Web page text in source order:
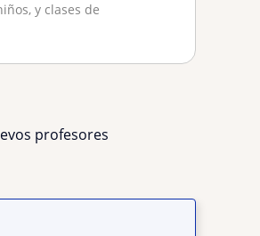
y clases de
profesores